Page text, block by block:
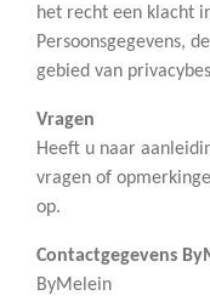
het recht een klacht
Persoonsgegevens,
gebied van
Vragen
Heeft u naar
vragen of
op.
Contactgegevens
ByMelein